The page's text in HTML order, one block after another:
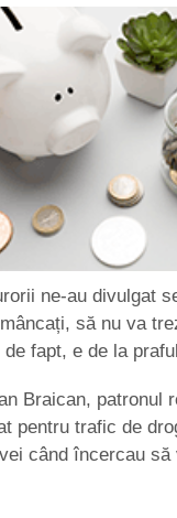
ne-au divulgat
să nu va
de fapt, e de la
Braican, patronul
pentru trafic de
când încercau să